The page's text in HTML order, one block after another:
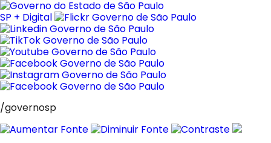
Pular
para
o
conteúdo
SP + Digital
/governosp